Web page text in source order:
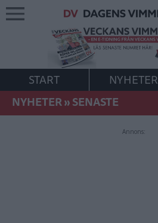
START NYHETER
NYHETER»SENASTE
Annons: